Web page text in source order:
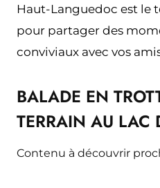
Haut-Languedoc est le
pour partager des
conviviaux avec vos
BALADE EN
TERRAIN AU LAC
Contenu à découvrir